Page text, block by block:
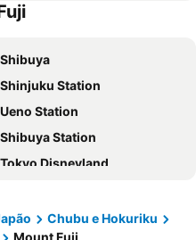
Hotel New Century
Fuji Lake Hotel
Kawaguchiko Park Hotel
Fujiyama Inn Conifer
Hotel Noborisaka
Fujinomiya Fujikyu Hotel
Sawa Hotel
Shibuya
Shinjuku Station
Ueno Station
Shibuya Station
Tokyo Disneyland
Shinagawa Station
Chubu e Hokuriku